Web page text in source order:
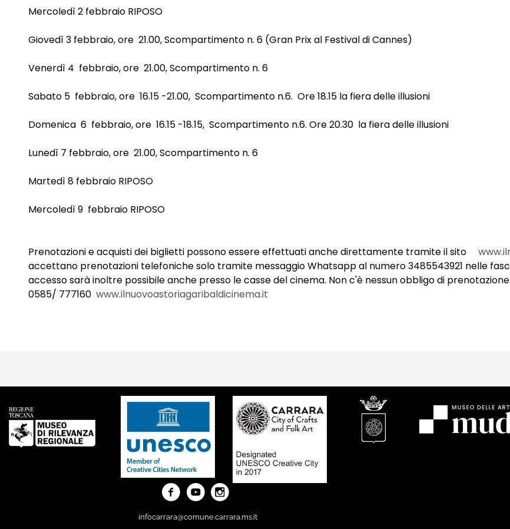
Mercoledì 2 febbraio RIPOSO
Giovedì 3 febbraio, ore 21.00, Scompartimento n. 6 (Gran Prix al Festival di Cannes)
Venerdì 4 febbraio, ore 21.00, Scompartimento n. 6
Sabato 5 febbraio, ore 16.15 -21.00, Scompartimento n.6. Ore 18.15 la fiera delle illusioni
Domenica 6 febbraio, ore 16.15 -18.15, Scompartimento n.6. Ore 20.30 la fiera delle illusioni
Lunedì 7 febbraio, ore 21.00, Scompartimento n. 6
Martedì 8 febbraio RIPOSO
Mercoledì 9 febbraio RIPOSO
Prenotazioni e acquisti dei biglietti possono essere effettuati anche direttamente tramite il sito
accettano prenotazioni telefoniche solo tramite messaggio Whatsapp al numero 3485543921 nelle fasce
accesso sarà inoltre possibile anche presso le casse del cinema. Non c'è nessun obbligo di
0585/ 777160 www.ilnuovoastoriagaribaldicinema.it
infocarrara@comune.carrara.ms.it